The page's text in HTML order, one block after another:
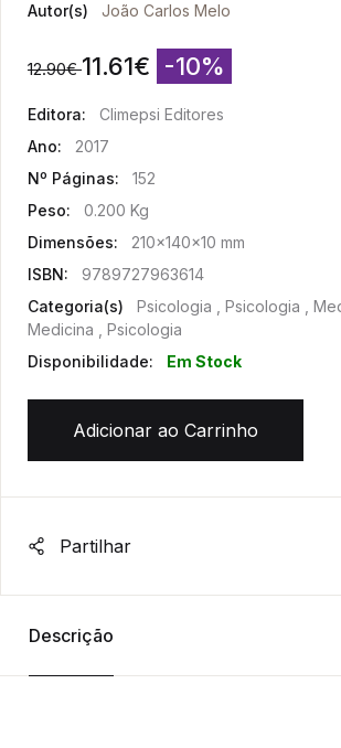
Autor(s) João Carlos Melo
12.90€ 11.61€ -10%
Editora:
Climepsi Editores
Ano:
2017
Nº Páginas:
152
Peso:
0.200 Kg
Dimensões:
210x140x10 mm
ISBN:
9789727963614
Categoria(s)
Psicologia , Psicologia ,
Medicina , Psicologia
Disponibilidade:
Em Stock
Adicionar ao Carrinho
Partilhar
Descrição